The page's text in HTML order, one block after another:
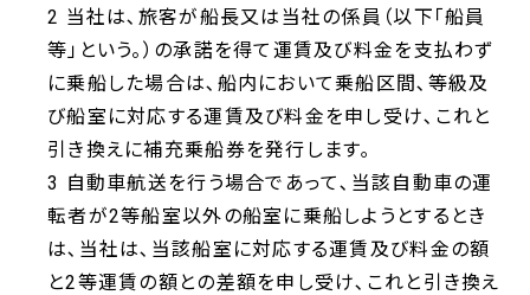
2 当社は､旅客が船長又は当社の係員（以下「船員
等」という。）の承諾を得て運賃及び料金を支払わず
に乗船した場合は､船内において乗船区間､等級及
び船室に対応する運賃及び料金を申し受け､これと
引き換えに補充乗船券を発行します｡
3 自動車航送を行う場合であって､当該自動車の運
転者が2等船室以外の船室に乗船しようとするとき
は､当社は､当該船室に対応する運賃及び料金の額
と2等運賃の額との差額を申し受け､これと引き換え